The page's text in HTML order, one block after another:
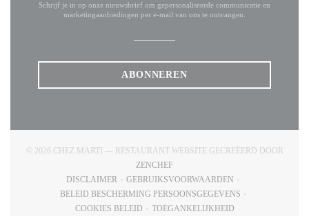
Schrijf je in op onze nieuwsbrief om gepersonaliseerde communicatie en
marketingaanbiedingen per e-mail van ons te ontvangen.
ABONNEREN
© 2026 CHEZ MARTI — RESTAURANT WEBSITE GECREËERD DOOR
ZENCHEF
DISCLAIMER
GEBRUIKSVOORWAARDEN
BELEID BESCHERMING PERSOONSGEGEVENS
COOKIES BELEID
TOEGANKELIJKHEID